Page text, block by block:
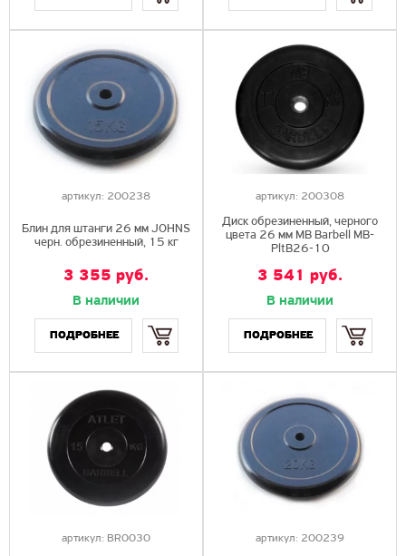
артикул: 200238
Блин для штанги 26 мм JOHNS
черн. обрезиненный, 15 кг
3 355 руб.
В наличии
ПОДРОБНЕЕ
артикул: 200308
Диск обрезиненный, черного
цвета 26 мм MB Barbell MB-
PltB26-10
3 541 руб.
В наличии
ПОДРОБНЕЕ
артикул: BR0030 артикул: 200239